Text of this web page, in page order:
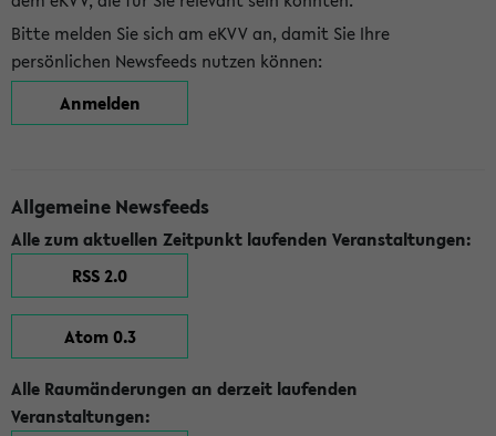
Bitte melden Sie sich am eKVV an, damit Sie Ihre
persönlichen Newsfeeds nutzen können:
Anmelden
Allgemeine Newsfeeds
Alle zum aktuellen Zeitpunkt laufenden Veranstaltungen:
RSS 2.0
Atom 0.3
Alle Raumänderungen an derzeit laufenden
Veranstaltungen: